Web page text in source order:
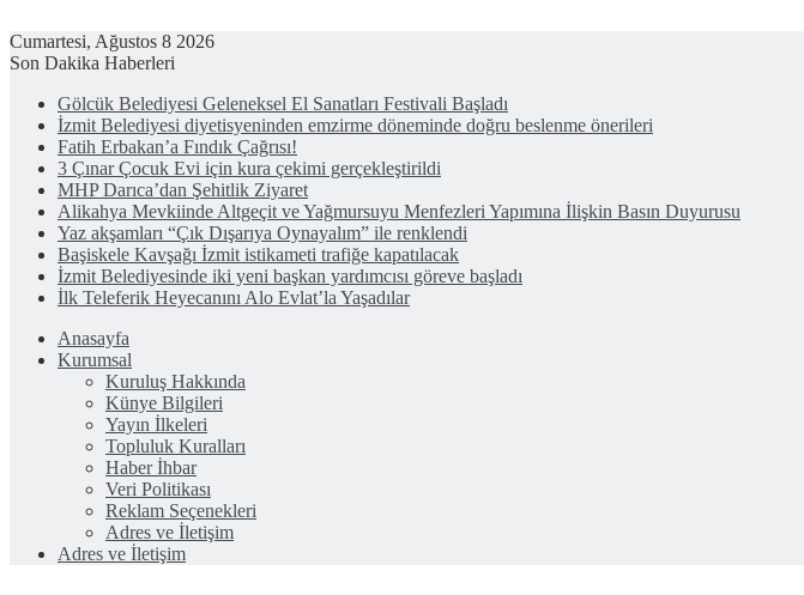
Cumartesi, Ağustos 8 2026
Son Dakika Haberleri
Gölcük Belediyesi Geleneksel El Sanatları Festivali Başladı
İzmit Belediyesi diyetisyeninden emzirme döneminde doğru beslenme önerileri
Fatih Erbakan’a Fındık Çağrısı!
3 Çınar Çocuk Evi için kura çekimi gerçekleştirildi
MHP Darıca’dan Şehitlik Ziyaret
Alikahya Mevkiinde Altgeçit ve Yağmursuyu Menfezleri Yapımına İlişkin Basın Duyurusu
Yaz akşamları “Çık Dışarıya Oynayalım” ile renklendi
Başiskele Kavşağı İzmit istikameti trafiğe kapatılacak
İzmit Belediyesinde iki yeni başkan yardımcısı göreve başladı
İlk Teleferik Heyecanını Alo Evlat’la Yaşadılar
Anasayfa
Kurumsal
Kuruluş Hakkında
Künye Bilgileri
Yayın İlkeleri
Topluluk Kuralları
Haber İhbar
Veri Politikası
Reklam Seçenekleri
Adres ve İletişim
Adres ve İletişim